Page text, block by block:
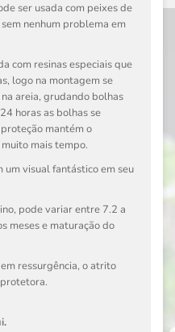
ser usada com peixes de
nenhum problema em
com resinas especiais que
logo na montagem se
areia, grudando bolhas
horas as bolhas se
mantém o
mais tempo.
visual fantástico em seu
pode variar entre 7.2 a
meses e maturação do
ressurgência, o atrito
.